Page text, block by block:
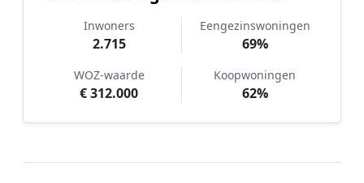
Inwoners
2.715
Eengezinswoningen
69%
WOZ-waarde
€ 312.000
Koopwoningen
62%